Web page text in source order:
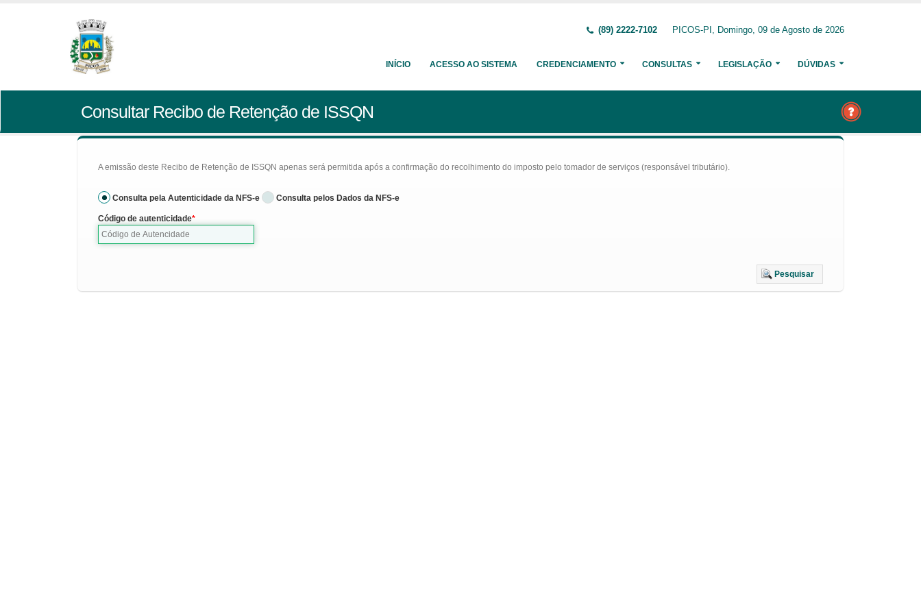
(89) 2222-7102 PICOS-PI, Domingo, 09 de Agosto de 2026
INÍCIO ACESSO AO SISTEMA CREDENCIAMENTO CONSULTAS LEGISLAÇÃO DÚVIDAS
Consultar Recibo de Retenção de ISSQN
A emissão deste Recibo de Retenção de ISSQN apenas será permitida após a confirmação do recolhimento do imposto pelo tomador de serviços (responsável tributário).
Consulta pela Autenticidade da NFS-e Consulta pelos Dados da NFS-e
Código de autenticidade
Pesquisar